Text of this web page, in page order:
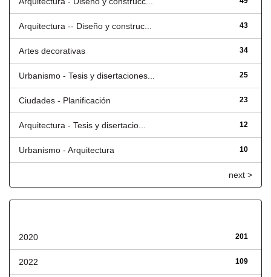
43
Arquitectura -- Diseño y construc...
34
Artes decorativas
25
Urbanismo - Tesis y disertaciones...
23
Ciudades - Planificación
12
Arquitectura - Tesis y disertacio...
10
Urbanismo - Arquitectura
next >
201
2020
109
2022